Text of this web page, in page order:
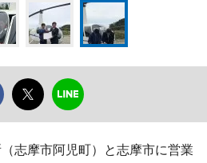
志摩市阿児町）と志摩市に営業